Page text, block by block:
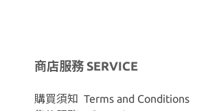
商店服務 SERVICE
購買須知 Terms and Conditions